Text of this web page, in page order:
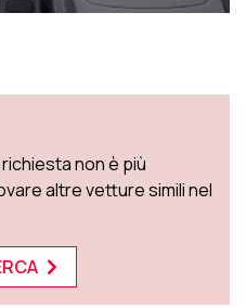
non è più
altre vetture simili nel